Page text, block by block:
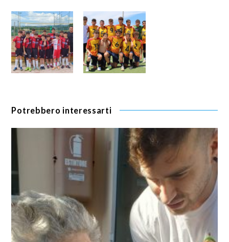
Potrebbero interessarti